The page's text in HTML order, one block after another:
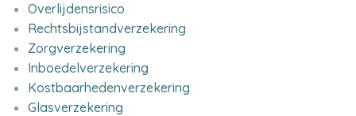
Overlijdensrisico
Rechtsbijstandverzekering
Zorgverzekering
Inboedelverzekering
Kostbaarhedenverzekering
Glasverzekering